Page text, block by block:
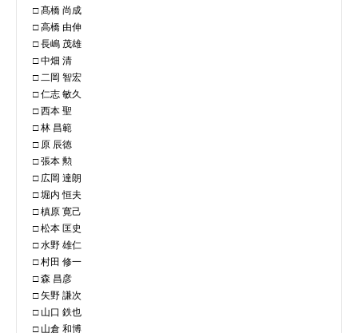
□ 髙橋 尚成
□ 高橋 由伸
□ 長嶋 茂雄
□ 中畑 清
□ 二岡 智宏
□ 仁志 敏久
□ 西本 聖
□ 林 昌範
□ 原 辰徳
□ 張本 勲
□ 広岡 達朗
□ 堀内 恒夫
□ 槙原 寛己
□ 松本 匡史
□ 水野 雄仁
□ 村田 修一
□ 森 昌彦
□ 矢野 謙次
□ 山口 鉄也
□ 山倉 和博